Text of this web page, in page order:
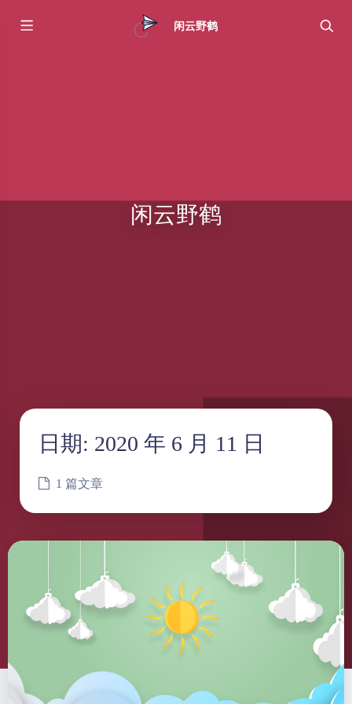
闲云野鹤
闲云野鹤
日期: 2020 年 6 月 11 日
1 篇文章